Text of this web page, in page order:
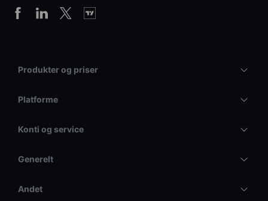
Produkter og priser
Platforme
Konti og service
Generelt
Andet